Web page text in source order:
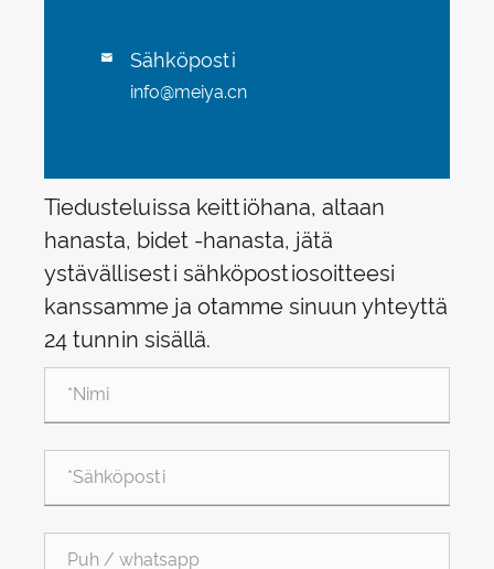
 Sähköposti
info@meiya.cn
Tiedusteluissa keittiöhana, altaan
hanasta, bidet -hanasta, jätä
ystävällisesti sähköpostiosoitteesi
kanssamme ja otamme sinuun yhteyttä
24 tunnin sisällä.